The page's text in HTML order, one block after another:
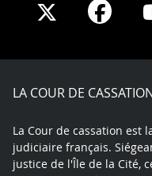
Share
X
Share
LA COUR DE
La Cour de cassation est
judiciaire français.
justice de l'Île de la Cité,